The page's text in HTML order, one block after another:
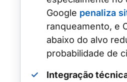
Google penaliza
ranqueamento, e
abaixo do alvo
probabilidade de
✓
Integração